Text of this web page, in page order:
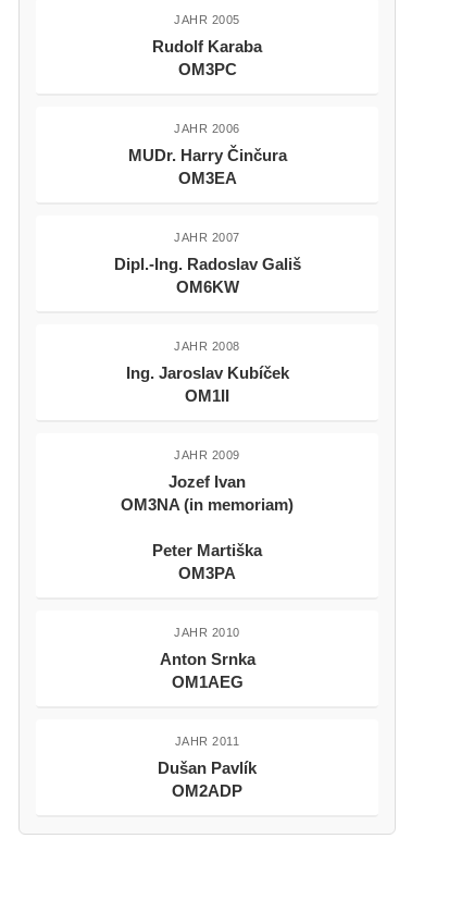
JAHR 2005
Rudolf Karaba
OM3PC
JAHR 2006
MUDr. Harry Činčura
OM3EA
JAHR 2007
Dipl.-Ing. Radoslav Gališ
OM6KW
JAHR 2008
Ing. Jaroslav Kubíček
OM1II
JAHR 2009
Jozef Ivan
OM3NA (in memoriam)
Peter Martiška
OM3PA
JAHR 2010
Anton Srnka
OM1AEG
JAHR 2011
Dušan Pavlík
OM2ADP